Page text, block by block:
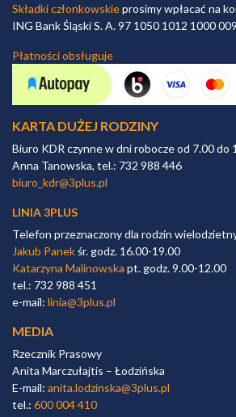
Składki członkowskieprosimy wpłacać na
ING Bank Śląski S. A. 97 1050 1012 1000
Płatności obsługuje
KARTA DUŻEJ RODZINY
Biuro KDR czynne w dni robocze od 7.00 do
Anna Tanowska, tel.: 732 988 446
biuro_kdr@3plus.pl
LINIA 3PLUS
Telefon przeznaczony dla rodzin
Jakub Panekśr. godz. 16.00-19.00
Katarzyna Malinowska pt. godz. 9.00-12.00
tel.: 732 988 451
e-mail: linia@3plus.pl
MEDIA
Rzecznik Prasowy
Anita Marczułajtis – Łodzińska
E-mail: anita.lodzinska@3plus.pl
tel.: 600 004 410